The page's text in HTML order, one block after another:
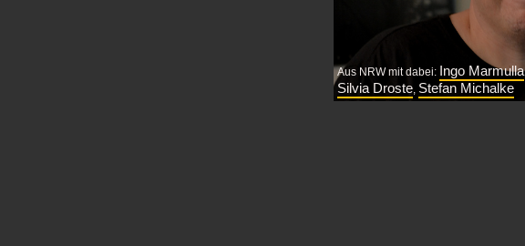
Aus NRW mit dabei: Ingo Marmulla
Silvia Droste, Stefan Michalke